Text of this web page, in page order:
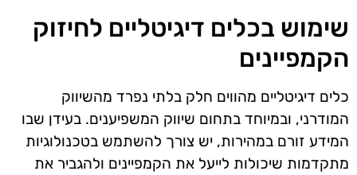
שימוש בכלים דיגיטליים לחיזוק
הקמפיינים
כלים דיגיטליים מהווים חלק בלתי נפרד מהשיווק
המודרני, ובמיוחד בתחום שיווק המשפיענים. בעידן שבו
המידע זורם במהירות, יש צורך להשתמש בטכנולוגיות
מתקדמות שיכולות לייעל את הקמפיינים ולהגביר את